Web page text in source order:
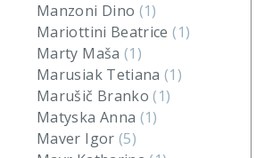
Manzoni Dino (1)
Mariottini Beatrice(1)
Marty Maša (1)
Marusiak Tetiana(1)
Marušič Branko(1)
Matyska Anna (1)
Maver Igor (5)